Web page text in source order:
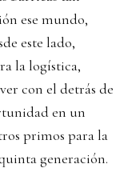
ese mundo,
este lado,
la logística,
con el detrás de
en un
primos para la
generación.